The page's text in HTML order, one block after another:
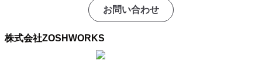
お問い合わせ
株式会社ZOSHWORKS